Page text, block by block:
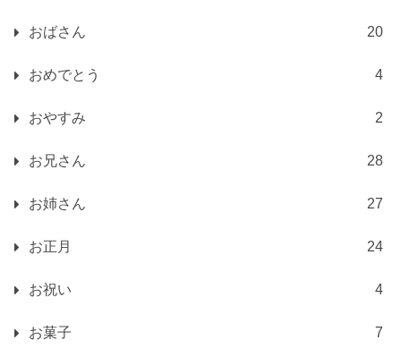
おばさん 20
おめでとう 4
おやすみ 2
お兄さん 28
お姉さん 27
お正月 24
お祝い 4
お菓子 7